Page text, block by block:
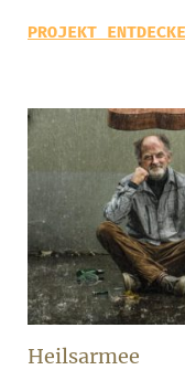
PROJEKT
Heilsarmee